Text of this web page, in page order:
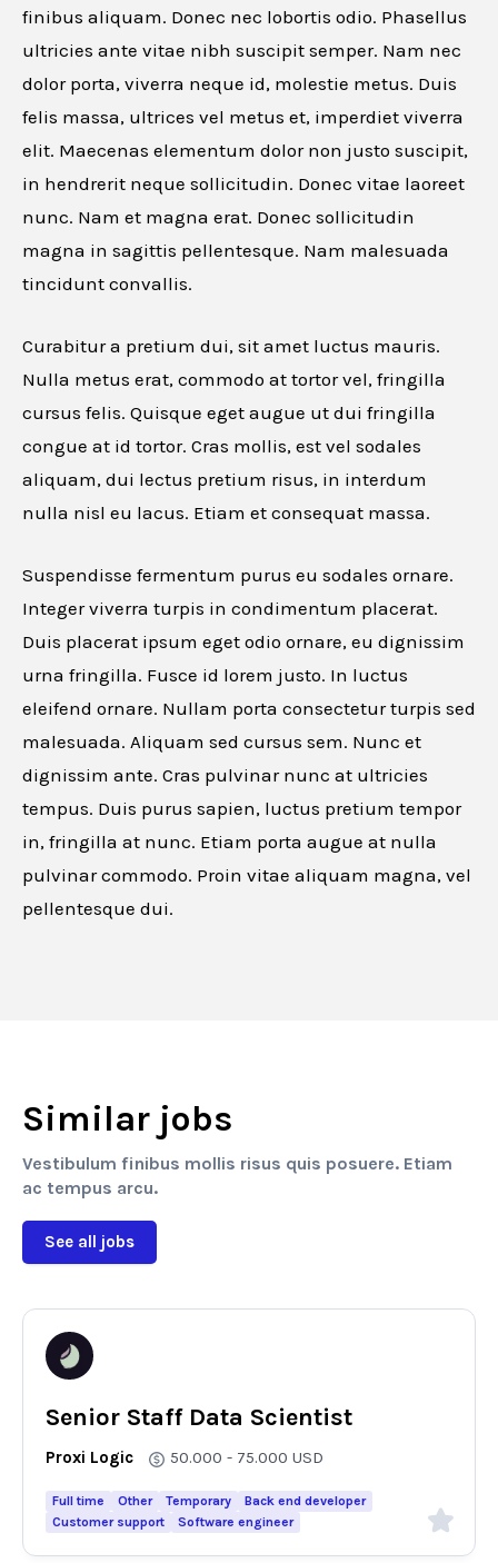
finibus aliquam. Donec nec lobortis odio. Phasellus
ultricies ante vitae nibh suscipit semper. Nam nec
dolor porta, viverra neque id, molestie metus. Duis
felis massa, ultrices vel metus et, imperdiet viverra
elit. Maecenas elementum dolor non justo suscipit,
in hendrerit neque sollicitudin. Donec vitae laoreet
nunc. Nam et magna erat. Donec sollicitudin
magna in sagittis pellentesque. Nam malesuada
tincidunt convallis.
Curabitur a pretium dui, sit amet luctus mauris.
Nulla metus erat, commodo at tortor vel, fringilla
cursus felis. Quisque eget augue ut dui fringilla
congue at id tortor. Cras mollis, est vel sodales
aliquam, dui lectus pretium risus, in interdum
nulla nisl eu lacus. Etiam et consequat massa.
Suspendisse fermentum purus eu sodales ornare.
Integer viverra turpis in condimentum placerat.
Duis placerat ipsum eget odio ornare, eu dignissim
urna fringilla. Fusce id lorem justo. In luctus
eleifend ornare. Nullam porta consectetur turpis sed
malesuada. Aliquam sed cursus sem. Nunc et
dignissim ante. Cras pulvinar nunc at ultricies
tempus. Duis purus sapien, luctus pretium tempor
in, fringilla at nunc. Etiam porta augue at nulla
pulvinar commodo. Proin vitae aliquam magna, vel
pellentesque dui.
Similar jobs
Vestibulum finibus mollis risus quis posuere. Etiam
ac tempus arcu.
See all jobs
Senior Staff Data Scientist
Proxi Logic 50.000 - 75.000 USD
Full time Other Temporary
Back end developer
Customer support
Software engineer